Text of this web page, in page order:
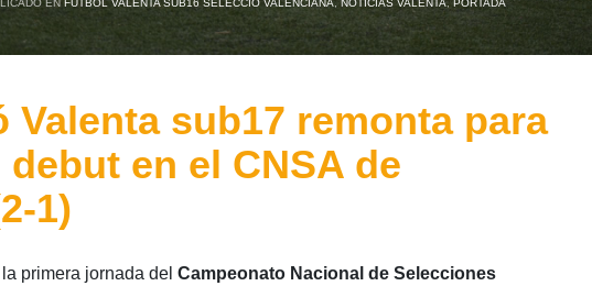
EN FÚTBOL VALENTA SUB16 SELECCIÓ VALENCIANA, NOTICIAS VALENTA, PORTADA
Valenta sub17 remonta para
en el CNSA de
1)
primera jornada del Campeonato Nacional de Selecciones